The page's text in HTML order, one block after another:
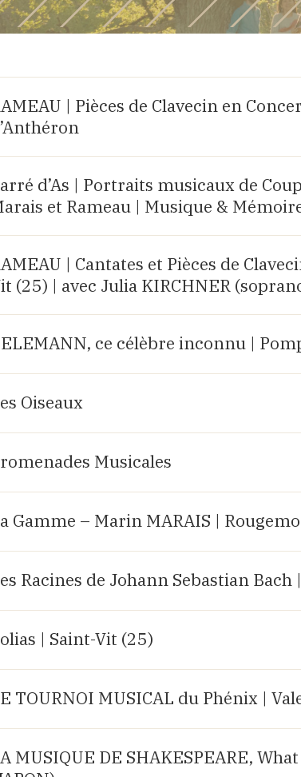
| Pièces de Clavecin en
d’As | Portraits musicaux de
et Rameau | Musique &
| Cantates et Pièces de
(25) | avec Julia KIRCHNER
ce célèbre inconnu |
Oiseaux
Musicales
Gamme – Marin MARAIS |
Racines de Johann Sebastian Bach
| Saint-Vit (25)
TOURNOI MUSICAL du Phénix |
MUSIQUE DE SHAKESPEARE,